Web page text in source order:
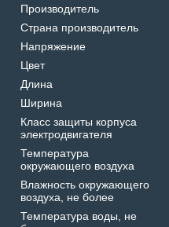
Производитель
Страна производитель
Напряжение
Цвет
Длина
Ширина
Класс защиты корпуса
электродвигателя
Температура
окружающего воздуха
Влажность окружающего
воздуха, не более
Температура воды, не